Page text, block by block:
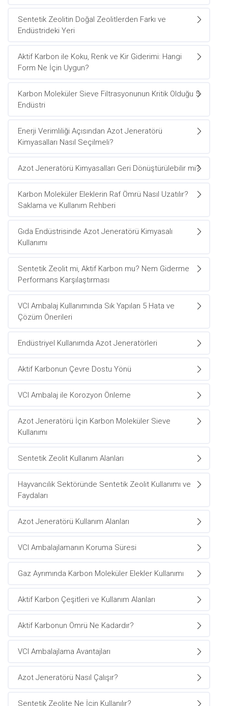
Sentetik Zeolitin Doğal Zeolitlerden Farkı ve
Endüstrideki Yeri
Aktif Karbon ile Koku, Renk ve Kir Giderimi: Hangi
Form Ne İçin Uygun?
Karbon Moleküler Sieve Filtrasyonunun Kritik Olduğu 5
Endüstri
Enerji Verimliliği Açısından Azot Jeneratörü
Kimyasalları Nasıl Seçilmeli?
Azot Jeneratörü Kimyasalları Geri Dönüştürülebilir mi?
Karbon Moleküler Eleklerin Raf Ömrü Nasıl Uzatılır?
Saklama ve Kullanım Rehberi
Gıda Endüstrisinde Azot Jeneratörü Kimyasalı
Kullanımı
Sentetik Zeolit mi, Aktif Karbon mu? Nem Giderme
Performans Karşılaştırması
VCI Ambalaj Kullanımında Sık Yapılan 5 Hata ve
Çözüm Önerileri
Endüstriyel Kullanımda Azot Jeneratörleri
Aktif Karbonun Çevre Dostu Yönü
VCI Ambalaj ile Korozyon Önleme
Azot Jeneratörü İçin Karbon Moleküler Sieve
Kullanımı
Sentetik Zeolit Kullanım Alanları
Hayvancılık Sektöründe Sentetik Zeolit Kullanımı ve
Faydaları
Azot Jeneratörü Kullanım Alanları
VCI Ambalajlamanın Koruma Süresi
Gaz Ayrımında Karbon Moleküler Elekler Kullanımı
Aktif Karbon Çeşitleri ve Kullanım Alanları
Aktif Karbonun Ömrü Ne Kadardır?
VCI Ambalajlama Avantajları
Azot Jeneratörü Nasıl Çalışır?
Sentetik Zeolite Ne İçin Kullanılır?